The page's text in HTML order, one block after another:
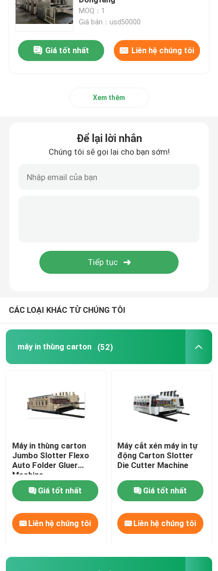
Máy làm hộp carton
Máy cắt bế thùng carton
Máy làm hộp đóng gói
Máy gấp nếp
Máy in hộp sóng
Máy in hộp bao bì
Máy hộp cũ
MOQ：1
Giá bán：usd50000
Giá tốt nhất Liên hệ chúng tôi
Xem thêm
Để lại lời nhắn
Chúng tôi sẽ gọi lại cho bạn sớm!
CÁC LOẠI KHÁC TỪ CHÚNG TÔI
máy in thùng carton (52)
Máy in thùng carton
Jumbo Slotter Flexo
Auto Folder Gluer
Machine
Giá tốt nhất
Liên hệ chúng tôi
Máy cắt xén máy in tự
động Carton Slotter
Die Cutter Machine
Giá tốt nhất
Liên hệ chúng tôi